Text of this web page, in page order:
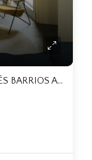
OPORTUNIDAD EN CORDON- PRÉS BARRIOS AMORIN